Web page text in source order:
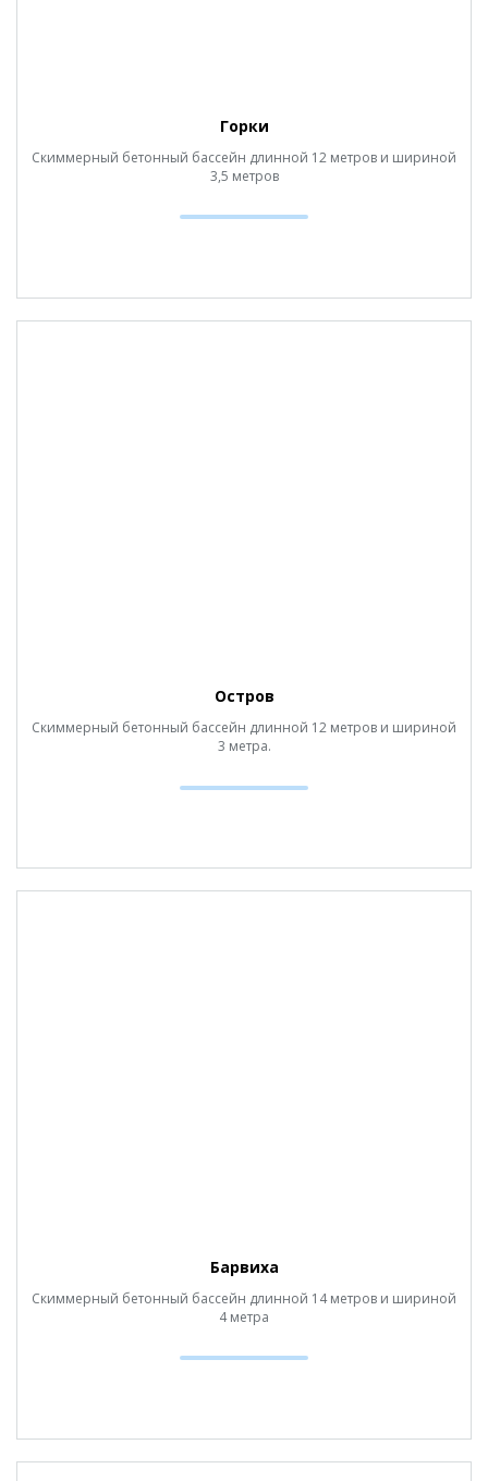
Горки
Скиммерный бетонный бассейн длинной 12 метров и шириной
3,5 метров
Остров
Скиммерный бетонный бассейн длинной 12 метров и шириной
3 метра.
Барвиха
Скиммерный бетонный бассейн длинной 14 метров и шириной
4 метра